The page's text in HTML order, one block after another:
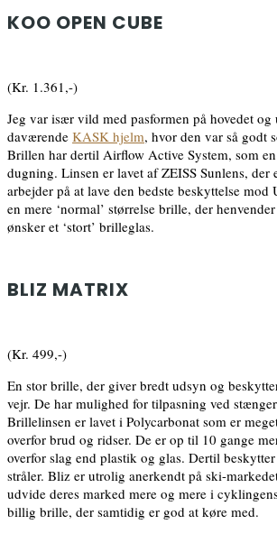
KOO OPEN CUBE
(Kr. 1.361,-)
Jeg var især vild med pasformen på hovedet og
daværende KASK hjelm, hvor den var så godt
Brillen har dertil Airflow Active System, som
dugning. Linsen er lavet af ZEISS Sunlens, der
arbejder på at lave den bedste beskyttelse
en mere ‘normal’ størrelse brille, der
ønsker et ‘stort’ brilleglas.
BLIZ MATRIX
(Kr. 499,-)
En stor brille, der giver bredt udsyn og
vejr. De har mulighed for tilpasning ved
Brillelinsen er lavet i Polycarbonat som er
overfor brud og ridser. De er op til 10 gange
overfor slag end plastik og glas. Dertil
stråler. Bliz er utrolig anerkendt på ski-
udvide deres marked mere og mere i
billig brille, der samtidig er god at køre med.